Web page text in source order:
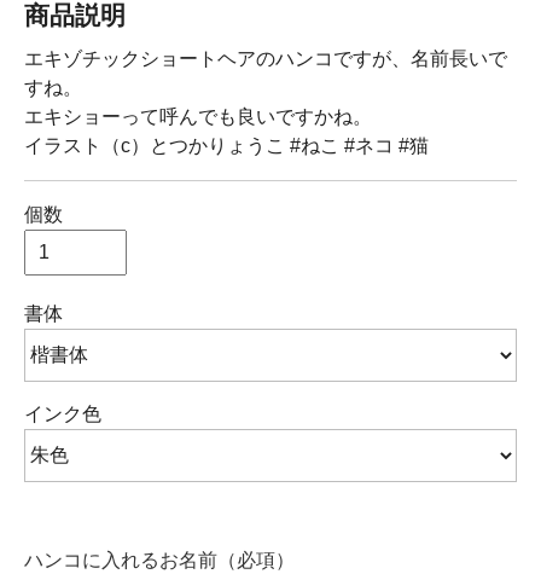
商品説明
エキゾチックショートヘアのハンコですが、名前長いで
すね。
エキショーって呼んでも良いですかね。
イラスト（c）とつかりょうこ #ねこ #ネコ #猫
個数
書体
インク色
ハンコに入れるお名前（必項）